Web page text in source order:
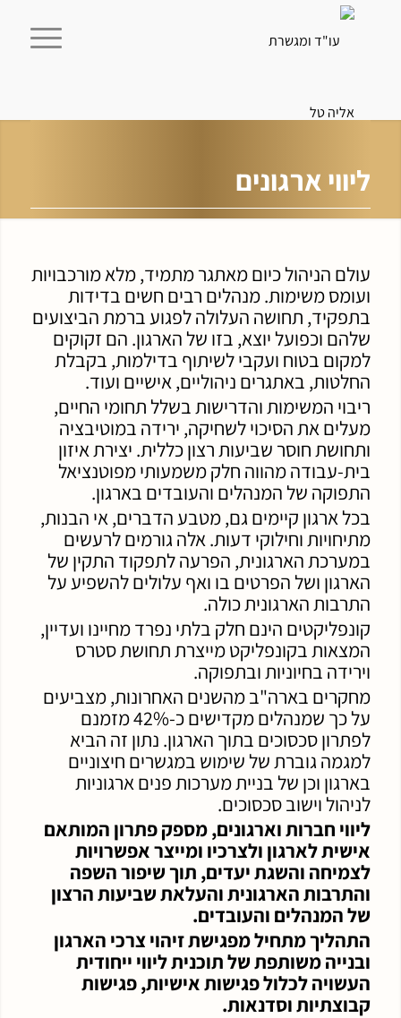
ליווי ארגונים
עולם הניהול כיום מאתגר מתמיד, מלא מורכבויות
ועומס משימות. מנהלים רבים חשים בדידות
בתפקיד, תחושה העלולה לפגוע ברמת הביצועים
שלהם וכפועל יוצא, בזו של הארגון. הם זקוקים
למקום בטוח ועקבי לשיתוף בדילמות, בקבלת
החלטות, באתגרים ניהוליים, אישיים ועוד.
ריבוי המשימות והדרישות בשלל תחומי החיים,
מעלים את הסיכוי לשחיקה, ירידה במוטיבציה
ותחושת חוסר שביעות רצון כללית. יצירת איזון
בית-עבודה מהווה חלק משמעותי מפוטנציאל
התפוקה של המנהלים והעובדים בארגון.
בכל ארגון קיימים גם, מטבע הדברים, אי הבנות,
מתיחויות וחילוקי דעות. אלה גורמים לרעשים
במערכת הארגונית, הפרעה לתפקוד התקין של
הארגון ושל הפרטים בו ואף עלולים להשפיע על
התרבות הארגונית כולה.
קונפליקטים הינם חלק בלתי נפרד מחיינו ועדיין,
המצאות בקונפליקט מייצרת תחושת סטרס
וירידה בחיוניות ובתפוקה.
מחקרים בארה"ב מהשנים האחרונות, מצביעים
על כך שמנהלים מקדישים כ-42% מזמנם
לפתרון סכסוכים בתוך הארגון. נתון זה הביא
למגמה גוברת של שימוש במגשרים חיצוניים
בארגון וכן של בניית מערכות פנים ארגוניות
לניהול וישוב סכסוכים.
ליווי חברות וארגונים, מספק פתרון המותאם
אישית לארגון ולצרכיו ומייצר אפשרויות
לצמיחה והשגת יעדים, תוך שיפור השפה
והתרבות הארגונית והעלאת שביעות הרצון
של המנהלים והעובדים.
התהליך מתחיל מפגישת זיהוי צרכי הארגון
ובנייה משותפת של תוכנית ליווי ייחודית
העשויה לכלול פגישות אישיות, פגישות
קבוצתיות וסדנאות.